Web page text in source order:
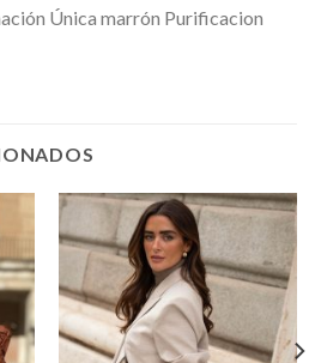
Única marrón Purificacion